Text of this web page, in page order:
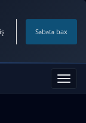
Səbətə bax
keçid